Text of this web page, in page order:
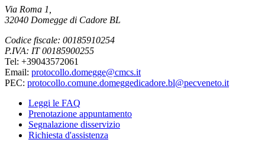
Via Roma 1,
32040 Domegge di Cadore BL
Codice fiscale: 00185910254
P.IVA: IT 00185900255
Tel: +39043572061
Email: protocollo.domegge@cmcs.it
PEC: protocollo.comune.domeggedicadore.bl@pecveneto.it
Leggi le FAQ
Prenotazione appuntamento
Segnalazione disservizio
Richiesta d'assistenza